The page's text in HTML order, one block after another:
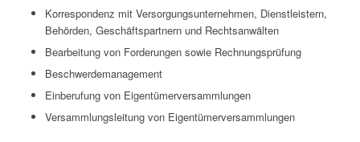
Korrespondenz mit Versorgungsunternehmen, Dienstleistern,
Behörden, Geschäftspartnern und Rechtsanwälten
Bearbeitung von Forderungen sowie Rechnungsprüfung
Beschwerdemanagement
Einberufung von Eigentümerversammlungen
Versammlungsleitung von Eigentümerversammlungen